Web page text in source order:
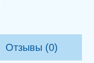
Отзывы (0)